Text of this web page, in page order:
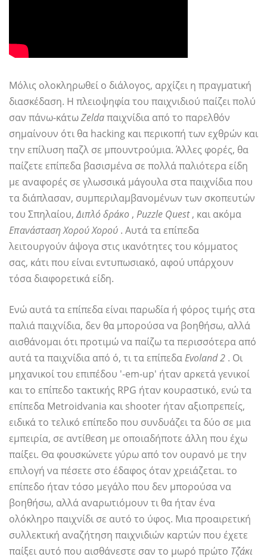
Μόλις ολοκληρωθεί ο διάλογος, αρχίζει η πραγματική
διασκέδαση. Η πλειοψηφία του παιχνιδιού παίζει πολύ
σαν πάνω-κάτωZeldaπαιχνίδια από το παρελθόν
σημαίνουν ότι θα hacking και περικοπή των εχθρών και
την επίλυση παζλ σε μπουντρούμια. Άλλες φορές, θα
παίζετε επίπεδα βασισμένα σε πολλά παλιότερα είδη
με αναφορές σε γλωσσικά μάγουλα στα παιχνίδια που
τα διάπλασαν, συμπεριλαμβανομένων των σκοπευτών
του Σπηλαίου,Διπλό δράκο , Puzzle Quest, και ακόμα
Επανάσταση Χορού Χορού . Αυτά τα επίπεδα
λειτουργούν άψογα στις ικανότητες του κόμματος
σας, κάτι που είναι εντυπωσιακό, αφού υπάρχουν
τόσα διαφορετικά είδη.
Ενώ αυτά τα επίπεδα είναι παρωδία ή φόρος τιμής στα
παλιά παιχνίδια, δεν θα μπορούσα να βοηθήσω, αλλά
αισθάνομαι ότι προτιμώ να παίζω τα περισσότερα από
αυτά τα παιχνίδια από ό, τι τα επίπεδαEvoland 2 . Οι
μηχανικοί του επιπέδου '-em-up' ήταν αρκετά γενικοί
και το επίπεδο τακτικής RPG ήταν κουραστικό, ενώ τα
επίπεδα Metroidvania και shooter ήταν αξιοπρεπείς,
ειδικά το τελικό επίπεδο που συνδυάζει τα δύο σε μια
εμπειρία, σε αντίθεση με οποιαδήποτε άλλη που έχω
παίξει. Θα φουσκώνετε γύρω από τον ουρανό με την
επιλογή να πέσετε στο έδαφος όταν χρειάζεται. το
επίπεδο ήταν τόσο μεγάλο που δεν μπορούσα να
βοηθήσω, αλλά αναρωτιόμουν τι θα ήταν ένα
ολόκληρο παιχνίδι σε αυτό το ύφος. Μια προαιρετική
συλλεκτική αναζήτηση παιχνιδιών καρτών που έχετε
παίξει αυτό που αισθάνεστε σαν το μωρό πρώτο Τζάκι